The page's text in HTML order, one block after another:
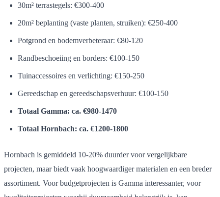
30m² terrastegels: €300-400
20m² beplanting (vaste planten, struiken): €250-400
Potgrond en bodemverbeteraar: €80-120
Randbeschoeiing en borders: €100-150
Tuinaccessoires en verlichting: €150-250
Gereedschap en gereedschapsverhuur: €100-150
Totaal Gamma: ca. €980-1470
Totaal Hornbach: ca. €1200-1800
Hornbach is gemiddeld 10-20% duurder voor vergelijkbare
projecten, maar biedt vaak hoogwaardiger materialen en een breder
assortiment. Voor budgetprojecten is Gamma interessanter, voor